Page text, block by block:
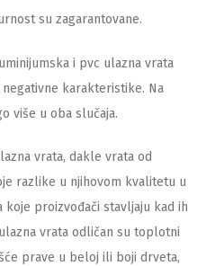
su zagarantovane.
i pvc ulazna vrata
karakteristike. Na
više u oba slučaja.
vrata, dakle vrata od
razlike u njihovom kvalitetu u
koje proizvođači stavljaju kad ih
vrata odličan su toplotni
prave u beloj ili boji drveta,